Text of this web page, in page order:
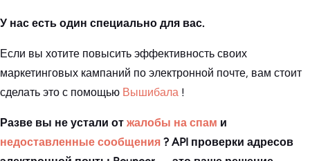
У нас есть один специально для вас.
Если вы хотите повысить эффективность своих
маркетинговых кампаний по электронной почте, вам стоит
сделать это с помощью Вышибала !
Разве вы не устали от жалобы на спам и
недоставленные сообщения ? API проверки адресов